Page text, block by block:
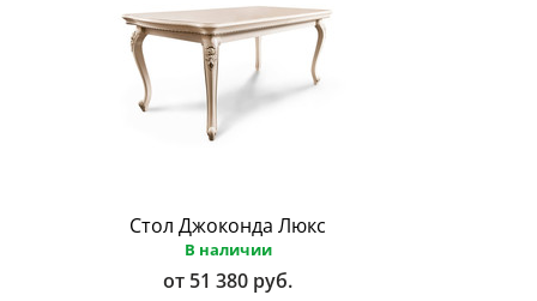
Стол Джоконда Люкс
В наличии
от 51 380 руб.